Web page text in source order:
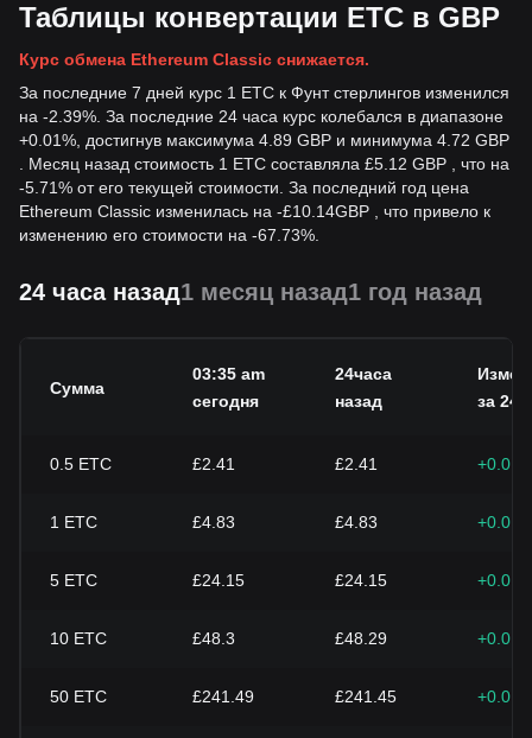
Таблицы конвертации ETC в GBP
Курс обмена Ethereum Classic снижается.
За последние 7 дней курс 1 ETC к Фунт стерлингов изменился
на -2.39%. За последние 24 часа курс колебался в диапазоне
+0.01%, достигнув максимума 4.89 GBP и минимума 4.72 GBP
. Месяц назад стоимость 1 ETC составляла £5.12 GBP , что на
-5.71% от его текущей стоимости. За последний год цена
Ethereum Classic изменилась на -£10.14GBP , что привело к
изменению его стоимости на -67.73%.
24 часа назад1 месяц назад1 год назад
Сумма
03:35 am
сегодня
24часа
назад
за 24
0.5 ETC £2.41 £2.41
1 ETC £4.83 £4.83
5 ETC £24.15 £24.15
10 ETC £48.3 £48.29
50 ETC £241.49 £241.45